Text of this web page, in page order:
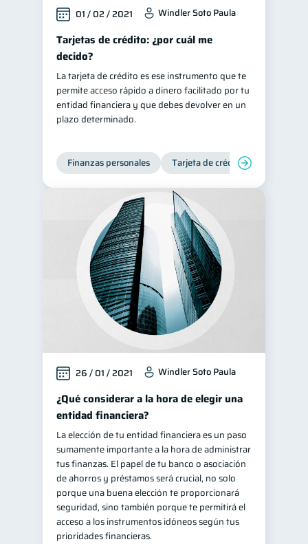
01 / 02 / 2021 Windler Soto Paula
Tarjetas de crédito: ¿por cuál me
decido?
La tarjeta de crédito es ese instrumento que te
permite acceso rápido a dinero facilitado por tu
entidad financiera y que debes devolver en un
plazo determinado.
Finanzas personales Tarjeta de crédito
26 / 01 / 2021 Windler Soto Paula
¿Qué considerar a la hora de elegir una
entidad financiera?
La elección de tu entidad financiera es un paso
sumamente importante a la hora de administrar
tus finanzas. El papel de tu banco o asociación
de ahorros y préstamos será crucial, no solo
porque una buena elección te proporcionará
seguridad, sino también porque te permitirá el
acceso a los instrumentos idóneos según tus
prioridades financieras.